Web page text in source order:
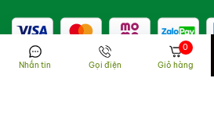
Nhắn tin Gọi điện
0
Giỏ hàng